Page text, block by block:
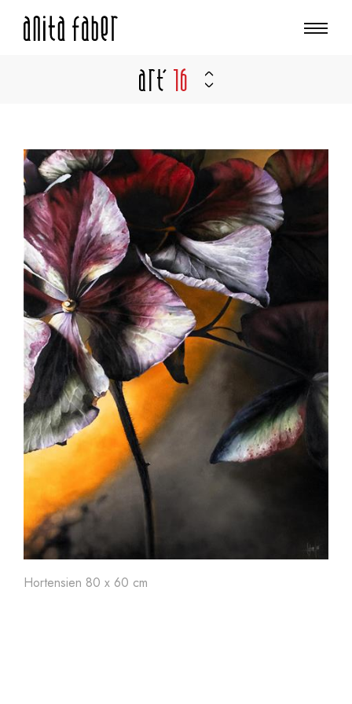
Art' 16
Art'24 23
Hortensien 80 x 60 cm